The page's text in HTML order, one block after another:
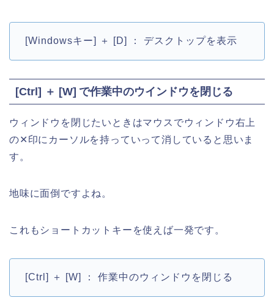
[Windowsキー] ＋ [D] ： デスクトップを表示
[Ctrl] ＋ [W] で作業中のウインドウを閉じる
ウィンドウを閉じたいときはマウスでウィンドウ右上
の✕印にカーソルを持っていって消していると思いま
す。
地味に面倒ですよね。
これもショートカットキーを使えば一発です。
[Ctrl] ＋ [W] ： 作業中のウィンドウを閉じる